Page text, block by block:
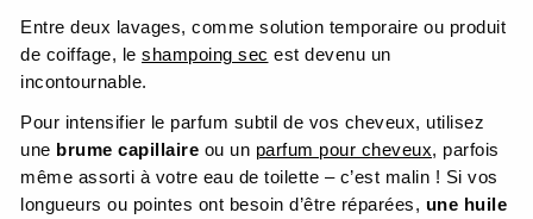
Entre deux lavages, comme solution temporaire ou produit
de coiffage, le shampoing sec est devenu un
incontournable.
Pour intensifier le parfum subtil de vos cheveux, utilisez
une brume capillaire ou un parfum pour cheveux, parfois
même assorti à votre eau de toilette – c’est malin ! Si vos
longueurs ou pointes ont besoin d’être réparées, une huile